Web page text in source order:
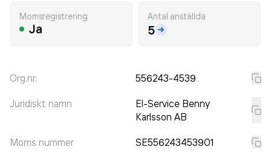
Momsregistrering
Ja
Antal anställda
5
Org.nr. 556243-4539
Juridiskt namn
El-Service Benny
Karlsson AB
Moms nummer SE556243453901